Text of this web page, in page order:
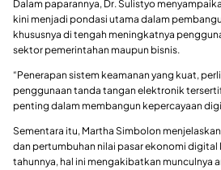
Dalam paparannya, Dr. Sulistyo
kini menjadi pondasi utama dalam
khususnya di tengah meningkatnya
sektor pemerintahan maupun bisnis.
“Penerapan sistem keamanan yang kuat,
penggunaan tanda tangan elektronik
penting dalam membangun kepercayaan
Sementara itu, Martha Simbolon
dan pertumbuhan nilai pasar ekonomi
tahunnya, hal ini mengakibatkan munculnya